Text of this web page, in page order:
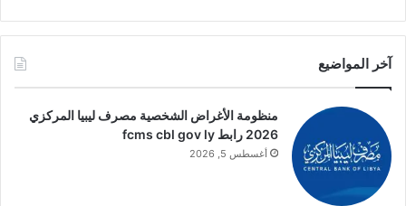
آخر المواضيع
منظومة الأغراض الشخصية مصرف ليبيا المركزي
2026 رابط fcms cbl gov ly
أغسطس 5, 2026